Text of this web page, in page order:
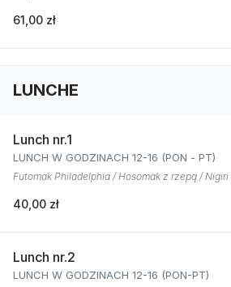
61,00 zł
LUNCHE
Lunch nr.1
LUNCH W GODZINACH 12-16 (PON - PT)
Futomak Philadelphia / Hosomak z rzepą /
40,00 zł
Lunch nr.2
LUNCH W GODZINACH 12-16 (PON-PT)